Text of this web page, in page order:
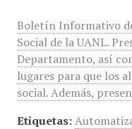
Boletín Informativo
Social de la UANL.
Departamento, así
lugares para que los
social. Además,
Etiquetas: